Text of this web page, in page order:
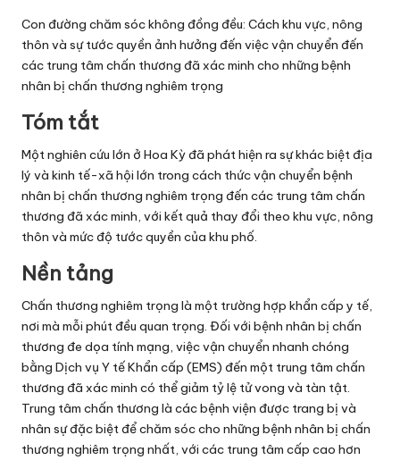
Con đường chăm sóc không đồng đều: Cách khu vực, nông
thôn và sự tước quyền ảnh hưởng đến việc vận chuyển đến
các trung tâm chấn thương đã xác minh cho những bệnh
nhân bị chấn thương nghiêm trọng
Tóm tắt
Một nghiên cứu lớn ở Hoa Kỳ đã phát hiện ra sự khác biệt địa
lý và kinh tế-xã hội lớn trong cách thức vận chuyển bệnh
nhân bị chấn thương nghiêm trọng đến các trung tâm chấn
thương đã xác minh, với kết quả thay đổi theo khu vực, nông
thôn và mức độ tước quyền của khu phố.
Nền tảng
Chấn thương nghiêm trọng là một trường hợp khẩn cấp y tế,
nơi mà mỗi phút đều quan trọng. Đối với bệnh nhân bị chấn
thương đe dọa tính mạng, việc vận chuyển nhanh chóng
bằng Dịch vụ Y tế Khẩn cấp (EMS) đến một trung tâm chấn
thương đã xác minh có thể giảm tỷ lệ tử vong và tàn tật.
Trung tâm chấn thương là các bệnh viện được trang bị và
nhân sự đặc biệt để chăm sóc cho những bệnh nhân bị chấn
thương nghiêm trọng nhất, với các trung tâm cấp cao hơn